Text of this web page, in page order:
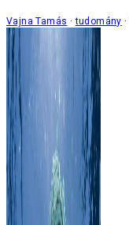
Vajna Tamás tudomány